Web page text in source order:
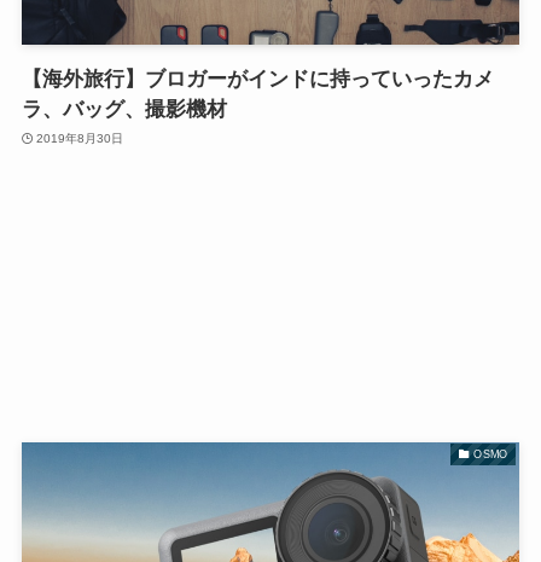
【海外旅行】ブロガーがインドに持っていったカメ
ラ、バッグ、撮影機材
2019年8月30日
OSMO